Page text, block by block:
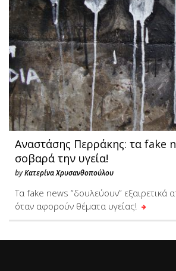
Αναστάσης Περράκης: τα fake
σοβαρά την υγεία!
byΚατερίνα Χρυσανθοπούλου
Τα fake news “δουλεύουν” εξαιρετικά
όταν αφορούν θέματα υγείας!